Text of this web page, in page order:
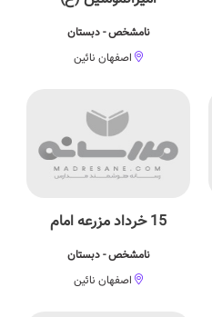
نامشخص - دبستان
اصفهان نائین
15 خرداد مزرعه امام
نامشخص - دبستان
اصفهان نائین